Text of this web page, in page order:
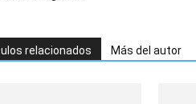
relacionados Más del autor